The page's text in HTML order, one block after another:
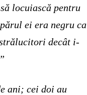
locuiască pentru
ei era negru ca
decât i-
ani; cei doi au